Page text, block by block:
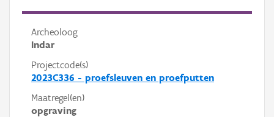
Archeoloog
Indar
Projectcode(s)
2023C336 - proefsleuven en proefputten
Maatregel(en)
opgraving